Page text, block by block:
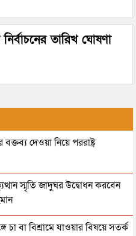
নির্বাচনের তারিখ ঘোষণা
বক্তব্য দেওয়া নিয়ে পররাষ্ট্র
স্মৃতি জাদুঘর উদ্বোধন করবেন
বা বিশ্রামে যাওয়ার বিষয়ে সতর্ক